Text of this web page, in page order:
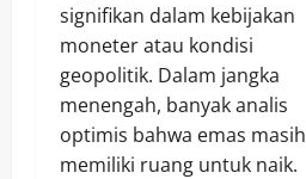
signifikan dalam kebijakan
moneter atau kondisi
geopolitik. Dalam jangka
menengah, banyak analis
optimis bahwa emas masih
memiliki ruang untuk naik.